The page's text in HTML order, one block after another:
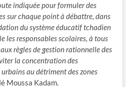
indiquée pour formuler des
sur chaque point à débattre, dans
du système éducatif tchadien
les responsables scolaires, à tous
règles de gestion rationnelle des
la concentration des
au détriment des zones
Moussa Kadam.